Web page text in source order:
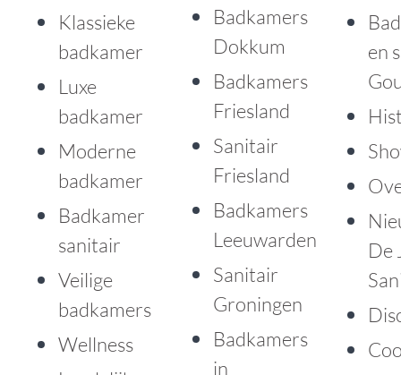
Klassieke
badkamer
Luxe
badkamer
Moderne
badkamer
Badkamer
sanitair
Veilige
badkamers
Wellness
Badkamers
Dokkum
Badkamers
Friesland
Sanitair
Friesland
Badkamers
Leeuwarden
Sanitair
Groningen
Badkamers
in
en
De